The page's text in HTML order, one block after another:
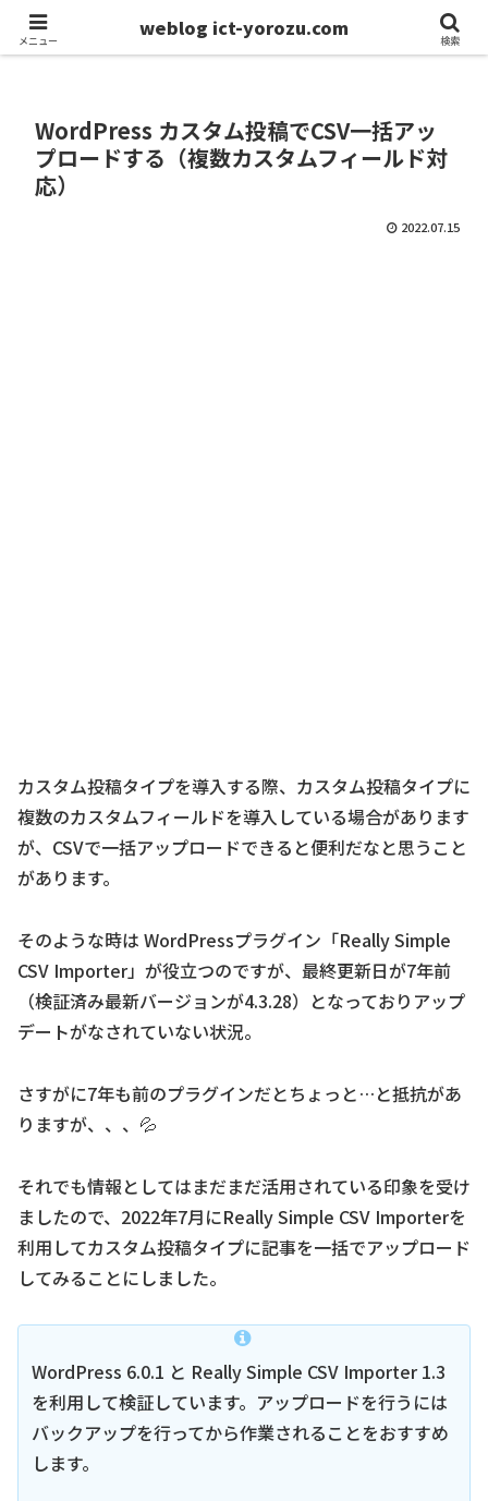
ホーム モノづくり
WordPress カスタム投稿でCSV一括アッ
プロードする（複数カスタムフィールド対
応）
2022.07.15
カスタム投稿タイプを導入する際、カスタム投稿タイプに
複数のカスタムフィールドを導入している場合があります
が、CSVで一括アップロードできると便利だなと思うこと
があります。
そのような時は WordPressプラグイン「Really Simple
CSV Importer」が役立つのですが、最終更新日が7年前
（検証済み最新バージョンが4.3.28）となっておりアップ
デートがなされていない状況。
さすがに7年も前のプラグインだとちょっと…と抵抗があ
りますが、、、💦
それでも情報としてはまだまだ活用されている印象を受け
ましたので、2022年7月にReally Simple CSV Importerを
利用してカスタム投稿タイプに記事を一括でアップロード
してみることにしました。
WordPress 6.0.1 と Really Simple CSV Importer 1.3
を利用して検証しています。アップロードを行うには
バックアップを行ってから作業されることをおすすめ
します。
メニュー
weblog ict-yorozu.com
検索